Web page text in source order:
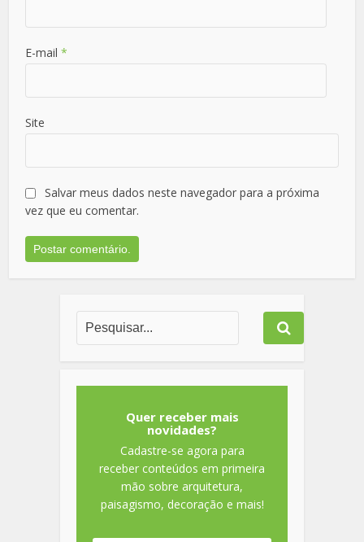
E-mail*
Site
Salvar meus dados neste navegador para a próxima
vez que eu comentar.
Quer receber mais
novidades?
Cadastre-se agora para
receber conteúdos em primeira
mão sobre arquitetura,
paisagismo, decoração e mais!